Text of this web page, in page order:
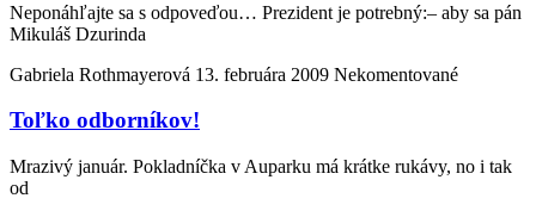
Neponáhľajte sa s odpoveďou… Prezident je potrebný:– aby sa pán
Mikuláš Dzurinda
Gabriela Rothmayerová 13. februára 2009 Nekomentované
Toľko odborníkov!
Mrazivý január. Pokladníčka v Auparku má krátke rukávy, no i tak
od